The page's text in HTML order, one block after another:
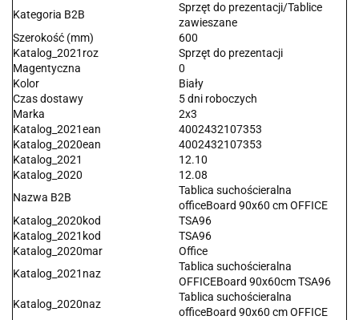
Kategoria B2B
Sprzęt do prezentacji/Tablice
zawieszane
Szerokość (mm)
600
Katalog_2021roz
Sprzęt do prezentacji
Magentyczna
0
Kolor
Biały
Czas dostawy
5 dni roboczych
Marka
2x3
Katalog_2021ean
4002432107353
Katalog_2020ean
4002432107353
Katalog_2021
12.10
Katalog_2020
12.08
Nazwa B2B
Tablica suchościeralna
officeBoard 90x60 cm OFFICE
Katalog_2020kod
TSA96
Katalog_2021kod
TSA96
Katalog_2020mar
Office
Katalog_2021naz
Tablica suchościeralna
OFFICEBoard 90x60cm TSA96
Katalog_2020naz
Tablica suchościeralna
officeBoard 90x60 cm OFFICE